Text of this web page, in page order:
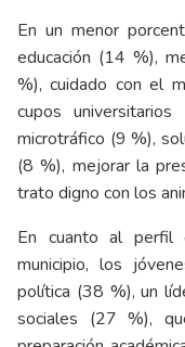
En un menor
educación (14 %),
%), cuidado con el
cupos
microtráfico (9 %),
(8 %), mejorar la
trato digno con los
En cuanto al perfil
municipio, los
política (38 %), un
sociales (27 %),